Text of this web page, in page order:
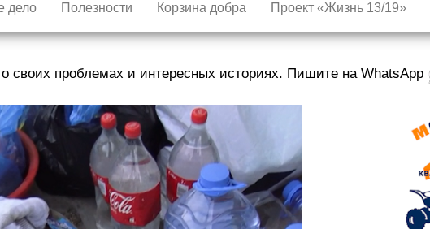
дело Полезности Корзина добра Проект «Жизнь 13/19»
своих проблемах и интересных историях. Пишите на WhatsApp